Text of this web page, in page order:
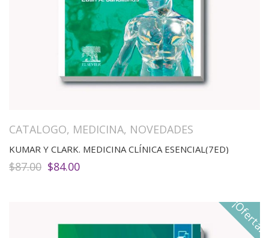
CATALOGO, MEDICINA, NOVEDADES
KUMAR Y CLARK. MEDICINA CLÍNICA ESENCIAL(7ED)
$87.00 El
$84.00El
¡Oferta!